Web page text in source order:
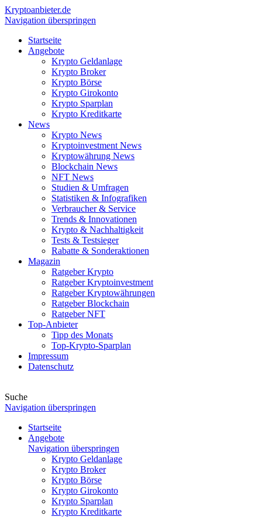
Kryptoanbieter.de
Navigation überspringen
Startseite
Angebote
Krypto Geldanlage
Krypto Broker
Krypto Börse
Krypto Girokonto
Krypto Sparplan
Krypto Kreditkarte
News
Krypto News
Kryptoinvestment News
Kryptowährung News
Blockchain News
NFT News
Studien & Umfragen
Statistiken & Infografiken
Verbraucher & Service
Trends & Innovationen
Krypto & Nachhaltigkeit
Tests & Testsieger
Rabatte & Sonderaktionen
Magazin
Ratgeber Krypto
Ratgeber Kryptoinvestment
Ratgeber Kryptowährungen
Ratgeber Blockchain
Ratgeber NFT
Top-Anbieter
Tipp des Monats
Top-Krypto-Sparplan
Impressum
Datenschutz
Suche
Navigation überspringen
Startseite
Angebote
Navigation überspringen
Krypto Geldanlage
Krypto Broker
Krypto Börse
Krypto Girokonto
Krypto Sparplan
Krypto Kreditkarte